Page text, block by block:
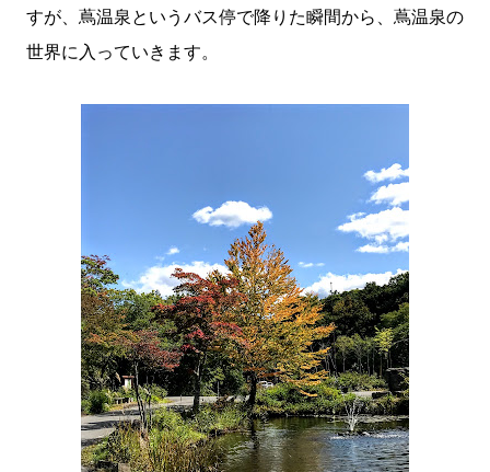
すが、蔦温泉というバス停で降りた瞬間から、蔦温泉の
世界に入っていきます。